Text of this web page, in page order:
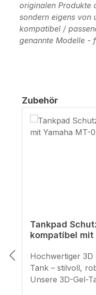
originalen Produkte
sondern eigens von
kompatibel /
genannte Modelle -
Produktgalerie
Zubehör
Tankpad
kompatibel mit
Hochwertiger
Tank – stilvoll,
Unsere 3D-Gel-